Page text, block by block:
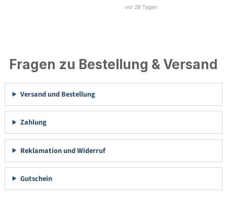
Fragen zu Bestellung & Versand
Versand und Bestellung
Zahlung
Reklamation und Widerruf
Gutschein